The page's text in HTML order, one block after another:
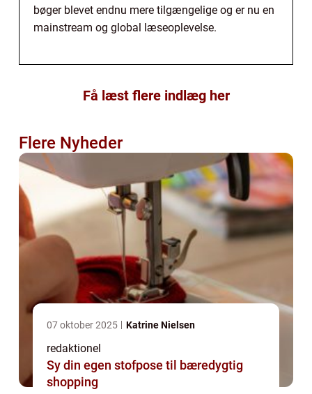
bøger blevet endnu mere tilgængelige og er nu en
mainstream og global læseoplevelse.
Få læst flere indlæg her
Flere Nyheder
07 oktober 2025 Katrine Nielsen
redaktionel
Sy din egen stofpose til bæredygtig
shopping